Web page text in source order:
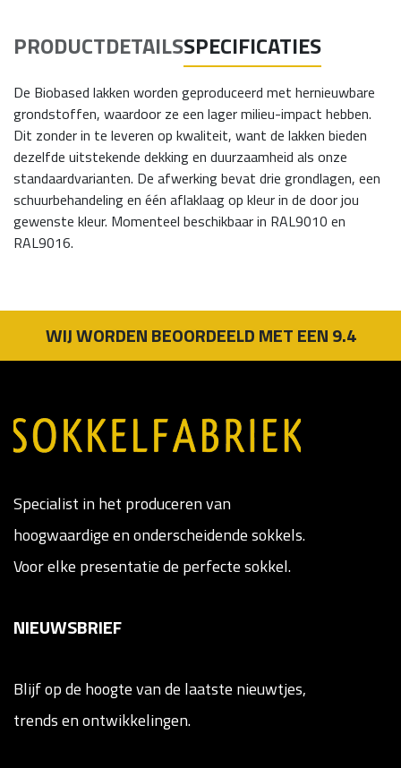
PRODUCTDETAILSSPECIFICATIES
De Biobased lakken worden geproduceerd met hernieuwbare
grondstoffen, waardoor ze een lager milieu-impact hebben.
Dit zonder in te leveren op kwaliteit, want de lakken bieden
dezelfde uitstekende dekking en duurzaamheid als onze
standaardvarianten. De afwerking bevat drie grondlagen, een
schuurbehandeling en één aflaklaag op kleur in de door jou
gewenste kleur. Momenteel beschikbaar in RAL9010 en
RAL9016.
WIJ WORDEN BEOORDEELD MET EEN 9.4
Specialist in het produceren van
hoogwaardige en onderscheidende sokkels.
Voor elke presentatie de perfecte sokkel.
NIEUWSBRIEF
Blijf op de hoogte van de laatste nieuwtjes,
trends en ontwikkelingen.